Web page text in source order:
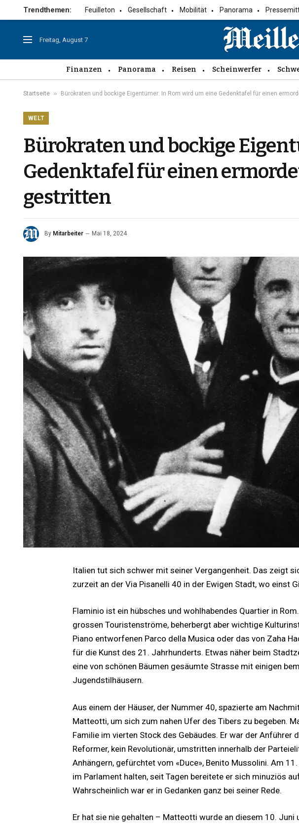
Trendthemen: Feuilleton Gesellschaft Mobilität Panorama
Freitag, August 7
Finanzen Panorama Reisen Scheinwerfer
Startseite » Bürokraten und bockige Eigentümer: In Rom wird um eine Gedenktafel für einen
WELT
Bürokraten und bockige
Gedenktafel für einen
gestritten
By Mitarbeiter Mai 18, 2024
Italien tut sich schwer mit seiner Vergangenheit. Das zeigt
zurzeit an der Via Pisanelli 40 in der Ewigen Stadt, wo einst
Flaminio ist ein hübsches und wohlhabendes Quartier in
grossen Touristenströme, beherbergt aber wichtige
Piano entworfenen Parco della Musica oder das von Zaha
für die Kunst des 21. Jahrhunderts. Etwas näher beim
eine von schönen Bäumen gesäumte Strasse mit einigen
Jugendstilhäusern.
Aus einem der Häuser, der Nummer 40, spazierte am
Matteotti, um sich zum nahen Ufer des Tibers zu begeben.
Familie im vierten Stock des Gebäudes. Er war der Anführer
Reformer, kein Revolutionär, umstritten innerhalb der
Anhängern, gefürchtet vom «Duce», Benito Mussolini. Am
im Parlament halten, seit Tagen bereitete er sich minuziös
Wahrscheinlich war er in Gedanken ganz bei seiner Rede.
Er hat sie nie gehalten – Matteotti wurde an diesem 10. Juni